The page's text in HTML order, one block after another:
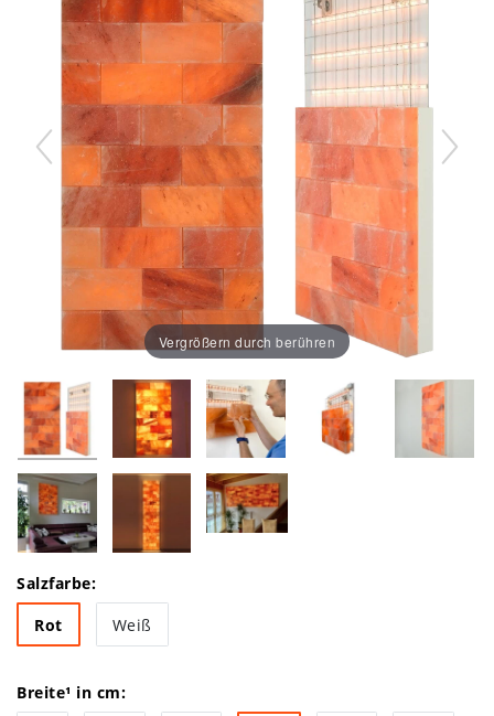
Vergrößern durch berühren
Salzfarbe:
Rot
Weiß
Breite¹ in cm: